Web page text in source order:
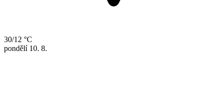
30/12 °C
pondělí 10. 8.